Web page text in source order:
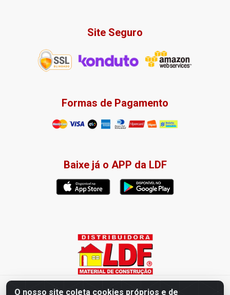
O nosso site coleta cookies próprios e de
Site Seguro
Formas de Pagamento
Baixe já o APP da LDF
Distribuidora LDF - Av. Presidente Tancredo Neves, 203 – Bairro